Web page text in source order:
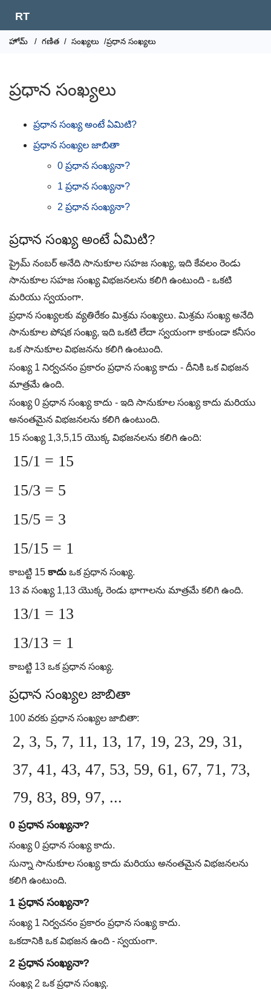
RT
హోమ్ / గణిత / సంఖ్యలు /ప్రధాన సంఖ్యలు
ప్రధాన సంఖ్యలు
ప్రధాన సంఖ్య అంటే ఏమిటి?
ప్రధాన సంఖ్యల జాబితా
0 ప్రధాన సంఖ్యనా?
1 ప్రధాన సంఖ్యనా?
2 ప్రధాన సంఖ్యనా?
ప్రధాన సంఖ్య అంటే ఏమిటి?
ప్రైమ్ నంబర్ అనేది సానుకూల సహజ సంఖ్య, ఇది కేవలం రెండు
సానుకూల సహజ సంఖ్య విభజనలను కలిగి ఉంటుంది - ఒకటి
మరియు స్వయంగా.
ప్రధాన సంఖ్యలకు వ్యతిరేకం మిశ్రమ సంఖ్యలు. మిశ్రమ సంఖ్య అనేది
సానుకూల పోషక సంఖ్య, ఇది ఒకటి లేదా స్వయంగా కాకుండా కనీసం
ఒక సానుకూల విభజనను కలిగి ఉంటుంది.
సంఖ్య 1 నిర్వచనం ప్రకారం ప్రధాన సంఖ్య కాదు - దీనికి ఒక విభజన
మాత్రమే ఉంది.
సంఖ్య 0 ప్రధాన సంఖ్య కాదు - ఇది సానుకూల సంఖ్య కాదు మరియు
అనంతమైన విభజనలను కలిగి ఉంటుంది.
15 సంఖ్య 1,3,5,15 యొక్క విభజనలను కలిగి ఉంది:
15/1 = 15
15/3 = 5
15/5 = 3
15/15 = 1
కాబట్టి 15 కాదు ఒక ప్రధాన సంఖ్య.
13 వ సంఖ్య 1,13 యొక్క రెండు భాగాలను మాత్రమే కలిగి ఉంది.
13/1 = 13
13/13 = 1
కాబట్టి 13 ఒక ప్రధాన సంఖ్య.
ప్రధాన సంఖ్యల జాబితా
100 వరకు ప్రధాన సంఖ్యల జాబితా:
2, 3, 5, 7, 11, 13, 17, 19, 23, 29, 31,
37, 41, 43, 47, 53, 59, 61, 67, 71, 73,
79, 83, 89, 97, ...
0 ప్రధాన సంఖ్యనా?
సంఖ్య 0 ప్రధాన సంఖ్య కాదు.
సున్నా సానుకూల సంఖ్య కాదు మరియు అనంతమైన విభజనలను
కలిగి ఉంటుంది.
1 ప్రధాన సంఖ్యనా?
సంఖ్య 1 నిర్వచనం ప్రకారం ప్రధాన సంఖ్య కాదు.
ఒకదానికి ఒక విభజన ఉంది - స్వయంగా.
2 ప్రధాన సంఖ్యనా?
సంఖ్య 2 ఒక ప్రధాన సంఖ్య.